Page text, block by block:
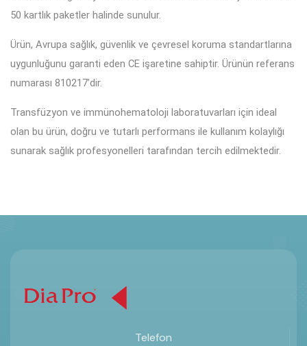
50 kartlık paketler halinde sunulur.
Ürün, Avrupa sağlık, güvenlik ve çevresel koruma standartlarına
uygunluğunu garanti eden CE işaretine sahiptir. Ürünün referans
numarası 810217’dir.
Transfüzyon ve immünohematoloji laboratuvarları için ideal
olan bu ürün, doğru ve tutarlı performans ile kullanım kolaylığı
sunarak sağlık profesyonelleri tarafından tercih edilmektedir.
Telefon